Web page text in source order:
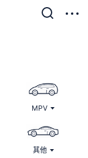
MPV
其他